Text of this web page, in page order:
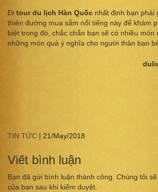
Đi tour du lịch Hàn Quốc nhất định bạn phải
thiên đường mua sắm nổi tiếng này để khám
biệt trong đó, chắc chắn bạn sẽ có nhiều món
những món quà ý nghĩa cho người thân bạn
TIN TỨC | 21/May/2018
Viết bình luận
Bạn đã gửi bình luận thành công. Chúng tôi
của bạn sau khi kiểm duyệt.